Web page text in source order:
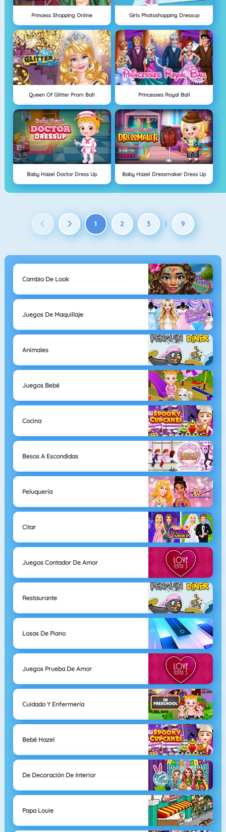
Princess Shopping Online Girls Photoshopping Dressup
Queen Of Glitter Prom Ball Princesses Royal Ball
Baby Hazel Doctor Dress Up Baby Hazel Dressmaker Dress Up
1 2 3 | 9
Cambio De Look
Juegos De Maquillaje
Animales
Juegos Bebé
Cocina
Besos A Escondidas
Peluquería
Citar
Juegos Contador De Amor
Restaurante
Losas De Piano
Juegos Prueba De Amor
Cuidado Y Enfermería
Bebé Hazel
De Decoración De Interior
Papa Louie